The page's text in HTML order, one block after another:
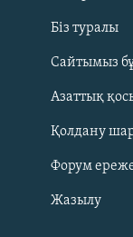
Русский
ЖАЗЫЛЫҢЫЗ
Біз туралы
Сайтымыз
Азаттық
Қолдану
Форум
Жазылу